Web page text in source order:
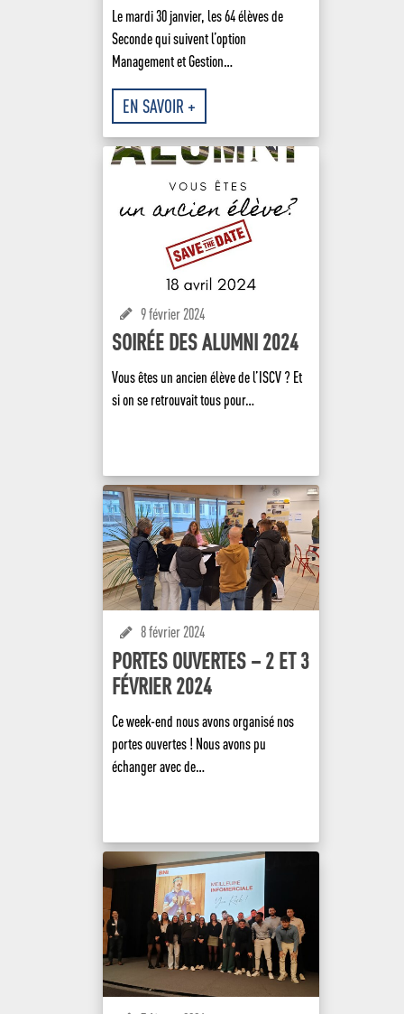
Le mardi 30 janvier, les 64 élèves de
Seconde qui suivent l’option
Management et Gestion…
EN SAVOIR +
9 février 2024
SOIRÉE DES ALUMNI 2024
Vous êtes un ancien élève de l’ISCV ? Et
si on se retrouvait tous pour…
8 février 2024
PORTES OUVERTES – 2 ET 3
FÉVRIER 2024
Ce week-end nous avons organisé nos
portes ouvertes ! Nous avons pu
échanger avec de…